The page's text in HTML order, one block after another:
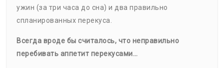
ужин (за три часа до сна) и два правильно
спланированных перекуса.
Всегда вроде бы считалось, что неправильно
перебивать аппетит перекусами…